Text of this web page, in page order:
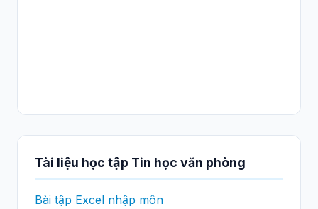
Tài liệu học tập Tin học văn phòng
Bài tập Excel nhập môn